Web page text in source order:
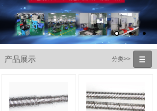
产品展示 分类>>